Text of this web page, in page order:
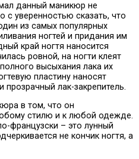
данный маникюр не
уверенностью сказать, что
из самых популярных
ногтей и придания им
край ногтя наносится
ровной, на ногти клеят
высыхания лака их
пластину наносят
лак-закрепитель.
в том, что он
стилю и к любой одежде.
французски – это лунный
не кончик ногтя, а